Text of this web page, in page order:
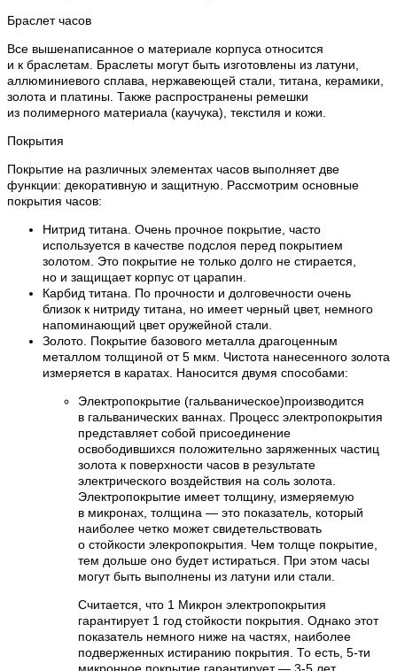
Браслет часов
Все вышенаписанное о материале корпуса относится
и к браслетам. Браслеты могут быть изготовлены из латуни,
аллюминиевого сплава, нержавеющей стали, титана, керамики,
золота и платины. Также распространены ремешки
из полимерного материала (каучука), текстиля и кожи.
Покрытия
Покрытие на различных элементах часов выполняет две
функции: декоративную и защитную. Рассмотрим основные
покрытия часов:
Нитрид титана. Очень прочное покрытие, часто
используется в качестве подслоя перед покрытием
золотом. Это покрытие не только долго не стирается,
но и защищает корпус от царапин.
Карбид титана. По прочности и долговечности очень
близок к нитриду титана, но имеет черный цвет, немного
напоминающий цвет оружейной стали.
Золото. Покрытие базового металла драгоценным
металлом толщиной от 5 мкм. Чистота нанесенного золота
измеряется в каратах. Наносится двумя способами:
Электропокрытие (гальваническое)производится
в гальванических ваннах. Процесс электропокрытия
представляет собой присоединение
освободившихся положительно заряженных частиц
золота к поверхности часов в результате
электрического воздействия на соль золота.
Электропокрытие имеет толщину, измеряемую
в микронах, толщина — это показатель, который
наиболее четко может свидетельствовать
о стойкости элекропокрытия. Чем толще покрытие,
тем дольше оно будет истираться. При этом часы
могут быть выполнены из латуни или стали.
Считается, что 1 Микрон электропокрытия
гарантирует 1 год стойкости покрытия. Однако этот
показатель немного ниже на частях, наиболее
подверженных истиранию покрытия. То есть, 5-ти